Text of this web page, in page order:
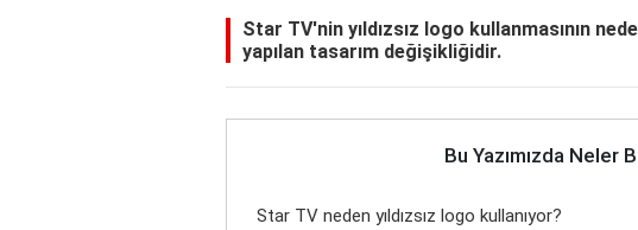
Star TV'nin yıldızsız logo kullanmasının
yapılan tasarım değişikliğidir.
Bu Yazımızda Neler
Star TV neden yıldızsız logo kullanıyor?